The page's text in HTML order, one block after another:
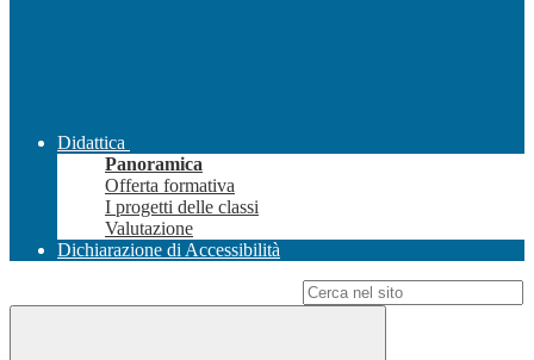
Didattica
Panoramica
Offerta formativa
I progetti delle classi
Valutazione
Dichiarazione di Accessibilità